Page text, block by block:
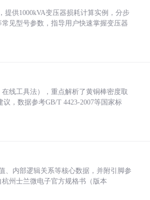
提供1000kVA变压器损耗计算实例，分步
见型号参数，指导用户快速掌握变压器
线工具法），重点解析了黄铜棒密度取
，数据参考GB/T 4423-2007等国家标
、内部逻辑关系等核心数据，并附引脚参
州士兰微电子官方规格书（版本